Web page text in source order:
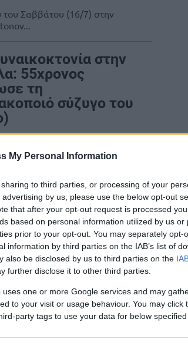
My Personal Information
to third parties, or processing of your
by us, please use the below opt-out
that after your opt-out request is processed
based on personal information utilized by us or
prior to your opt-out. You may separately opt-
information by third parties on the IAB’s list of
also be disclosed by us to third parties on the
further disclose it to other third parties.
one or more Google services and may
to your visit or usage behaviour. You may click
party tags to use your data for below
Σαββάτου (16/7) στην
στην
55χρονος
τη
σύζυγο του
15:29
μας αυτή τη φορά στην
νίκες για
& Χαρίλαο
– Ραψωδία
με 8/8
για τα playoffs, μετά τις